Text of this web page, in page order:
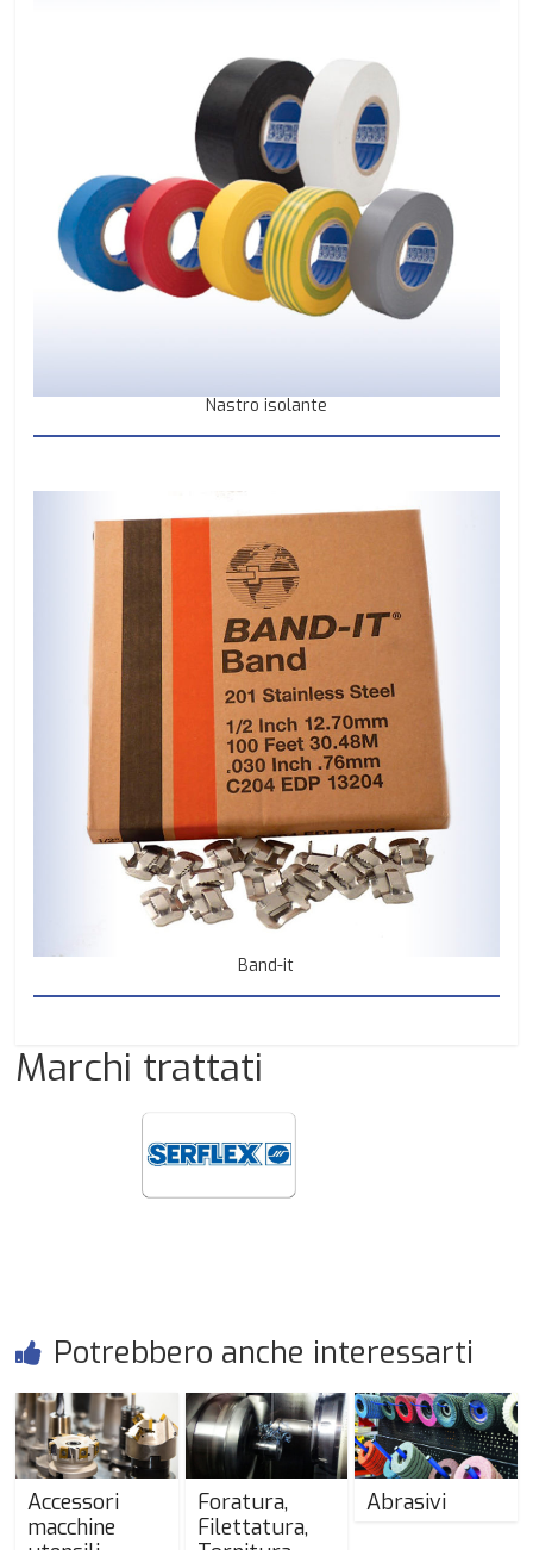
Nastro isolante
Band-it
Marchi trattati
Potrebbero anche interessarti
Accessori
macchine
Foratura,
Filettatura,
Abrasivi